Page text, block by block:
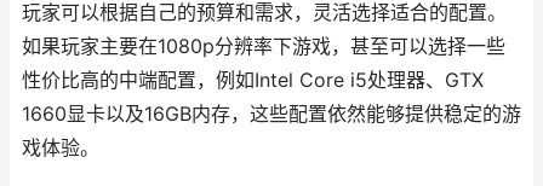
玩家可以根据自己的预算和需求，灵活选择适合的配置。
如果玩家主要在1080p分辨率下游戏，甚至可以选择一些
性价比高的中端配置，例如Intel Core i5处理器、GTX
1660显卡以及16GB内存，这些配置依然能够提供稳定的游
戏体验。